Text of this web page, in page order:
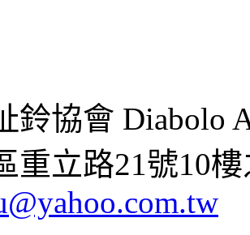
鈴協會 Diabolo
重立路21號10